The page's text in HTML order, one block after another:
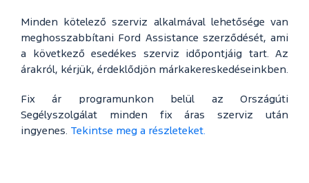
Minden kötelező szerviz alkalmával lehetősége van
meghosszabbítani Ford Assistance szerződését, ami
a következő esedékes szerviz időpontjáig tart. Az
árakról, kérjük, érdeklődjön márkakereskedéseinkben.
Fix ár programunkon belül az Országúti
Segélyszolgálat minden fix áras szerviz után
ingyenes. Tekintse meg a részleteket.